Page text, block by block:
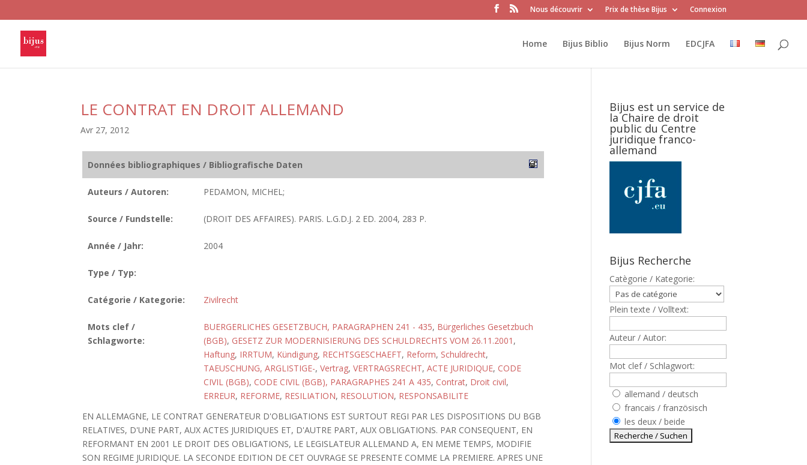
Nous découvrir Prix de thèse Bijus Connexion
Home Bijus Biblio Bijus Norm EDCJFA
LE CONTRAT EN DROIT ALLEMAND
Avr 27, 2012
Données bibliographiques / Bibliografische Daten
Auteurs / Autoren: PEDAMON, MICHEL;
Source / Fundstelle: (DROIT DES AFFAIRES). PARIS. L.G.D.J. 2 ED. 2004, 283 P.
Année / Jahr: 2004
Type / Typ:
Catégorie / Kategorie: Zivilrecht
Mots clef /
Schlagworte:
BUERGERLICHES GESETZBUCH, PARAGRAPHEN 241 - 435, Bürgerliches Gesetzbuch
(BGB), GESETZ ZUR MODERNISIERUNG DES SCHULDRECHTS VOM 26.11.2001 ,
Haftung, IRRTUM, Kündigung, RECHTSGESCHAEFT, Reform, Schuldrecht,
TAEUSCHUNG, ARGLISTIGE-, Vertrag, VERTRAGSRECHT, ACTE JURIDIQUE, CODE
CIVIL (BGB), CODE CIVIL (BGB), PARAGRAPHES 241 A 435, Contrat, Droit civil,
ERREUR, REFORME, RESILIATION, RESOLUTION, RESPONSABILITE
EN ALLEMAGNE, LE CONTRAT GENERATEUR D'OBLIGATIONS EST SURTOUT REGI PAR LES DISPOSITIONS DU BGB
RELATIVES, D'UNE PART, AUX ACTES JURIDIQUES ET, D'AUTRE PART, AUX OBLIGATIONS. PAR CONSEQUENT, EN
REFORMANT EN 2001 LE DROIT DES OBLIGATIONS, LE LEGISLATEUR ALLEMAND A, EN MEME TEMPS, MODIFIE
SON REGIME JURIDIQUE. LA SECONDE EDITION DE CET OUVRAGE SE PRESENTE COMME LA PREMIERE. APRES UNE
Bijus est un service de
la Chaire de droit
public du Centre
juridique franco-
allemand
Bijus Recherche
Catègorie / Kategorie:
Plein texte / Volltext:
Auteur / Autor:
Mot clef / Schlagwort:
allemand / deutsch
francais / französisch
les deux / beide